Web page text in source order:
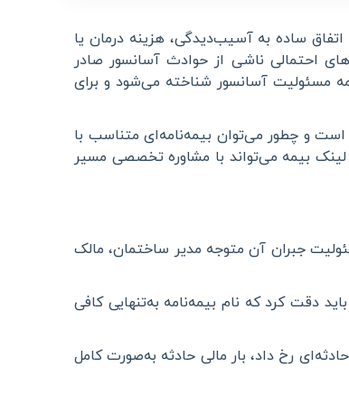
ساده به آسیب‌دیدگی، هزینه درمان یا
احتمالی ناشی از حوادث آسانسور صادر
مسئولیت آسانسور شناخته می‌شود و برای
و چطور می‌توان بیمه‌نامه‌ای متناسب با
لینک بیمه می‌تواند با مشاوره تخصصی مسیر
جبران آن متوجه مدیر ساختمان، مالک
دقت کرد که نام بیمه‌نامه به‌تنهایی کافی
رخ داد، بار مالی حادثه به‌صورت کامل